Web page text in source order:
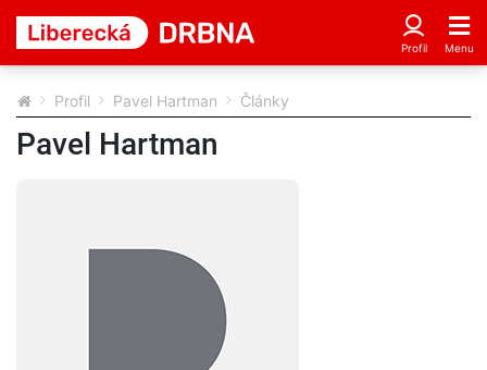
Profil Pavel Hartman Články
Pavel Hartman